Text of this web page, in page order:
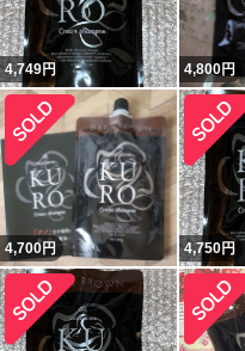
4,749円 4,800円
4,700円 4,750円